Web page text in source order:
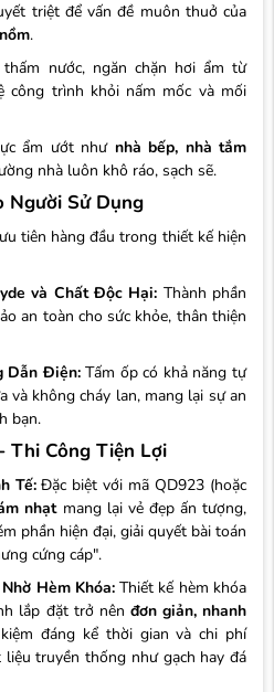
triệt để vấn đề muôn thuở của
.
nước, ngăn chặn hơi ẩm từ
công trình khỏi nấm mốc và mối
ẩm ướt như nhà bếp, nhà tắm
nhà luôn khô ráo, sạch sẽ.
Người Sử Dụng
tiên hàng đầu trong thiết kế hiện
và Chất Độc Hại: Thành phần
an toàn cho sức khỏe, thân thiện
Dẫn Điện:Tấm ốp có khả năng tự
và không cháy lan, mang lại sự an
bạn.
Thi Công Tiện Lợi
Tế:Đặc biệt với mã QD923 (hoặc
nhạtmang lại vẻ đẹp ấn tượng,
phần hiện đại, giải quyết bài toán
cứng cáp".
Hèm Khóa:Thiết kế hèm khóa
lắp đặt trở nên đơn giản, nhanh
đáng kể thời gian và chi phí
liệu truyền thống như gạch hay đá